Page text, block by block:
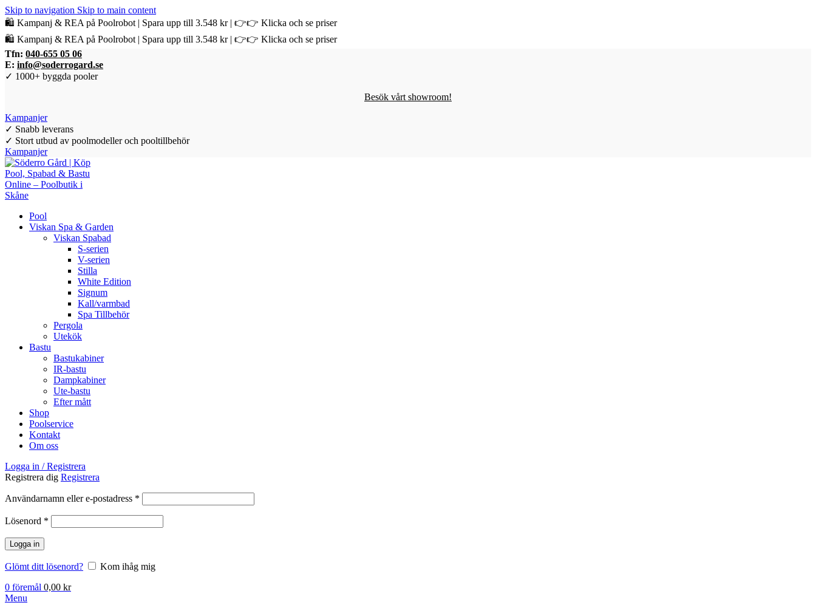
Skip to navigation Skip to main content
🛍️ Kampanj & REA på Poolrobot | Spara upp till 3.548 kr | 👉👉 Klicka och se priser
🛍️ Kampanj & REA på Poolrobot | Spara upp till 3.548 kr | 👉👉 Klicka och se priser
Tfn: 040-655 05 06
E: info@soderrogard.se
✓ 1000+ byggda pooler
Besök vårt showroom!
Kampanjer
✓ Snabb leverans
✓ Stort utbud av poolmodeller och pooltillbehör
Kampanjer
Pool
Viskan Spa & Garden
Viskan Spabad
S-serien
V-serien
Stilla
White Edition
Signum
Kall/varmbad
Spa Tillbehör
Pergola
Utekök
Bastu
Bastukabiner
IR-bastu
Dampkabiner
Ute-bastu
Efter mått
Shop
Poolservice
Kontakt
Om oss
Logga in / Registrera
Registrera dig Registrera
Användarnamn eller e-postadress *
Lösenord *
Logga in
Glömt ditt lösenord?
Kom ihåg mig
0 föremål 0,00 kr
Menu